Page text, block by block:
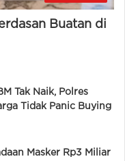
Buatan di
Tak Naik, Polres
Tidak Panic Buying
Masker Rp3 Miliar